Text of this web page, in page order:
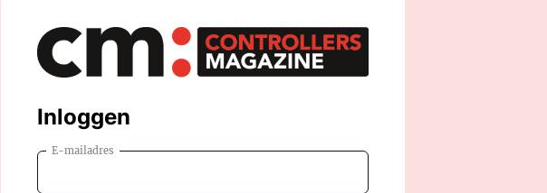
Inloggen
E-mailadres